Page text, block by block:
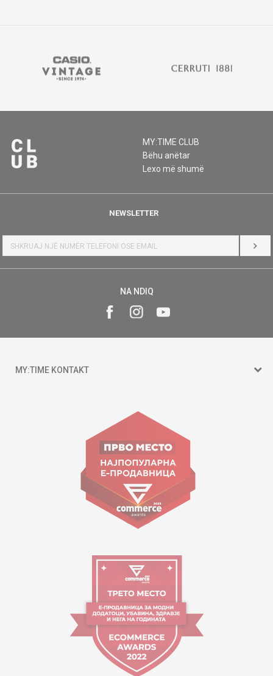
MY:TIME CLUB
Bëhu anëtar
Lexo më shumë
NEWSLETTER
HYR
NA NDIQ
MY:TIME KONTAKT
Goce Nikolovski 74 Shkup
contact@mytime.mk
Orari i punës:
09:00 - 17:00